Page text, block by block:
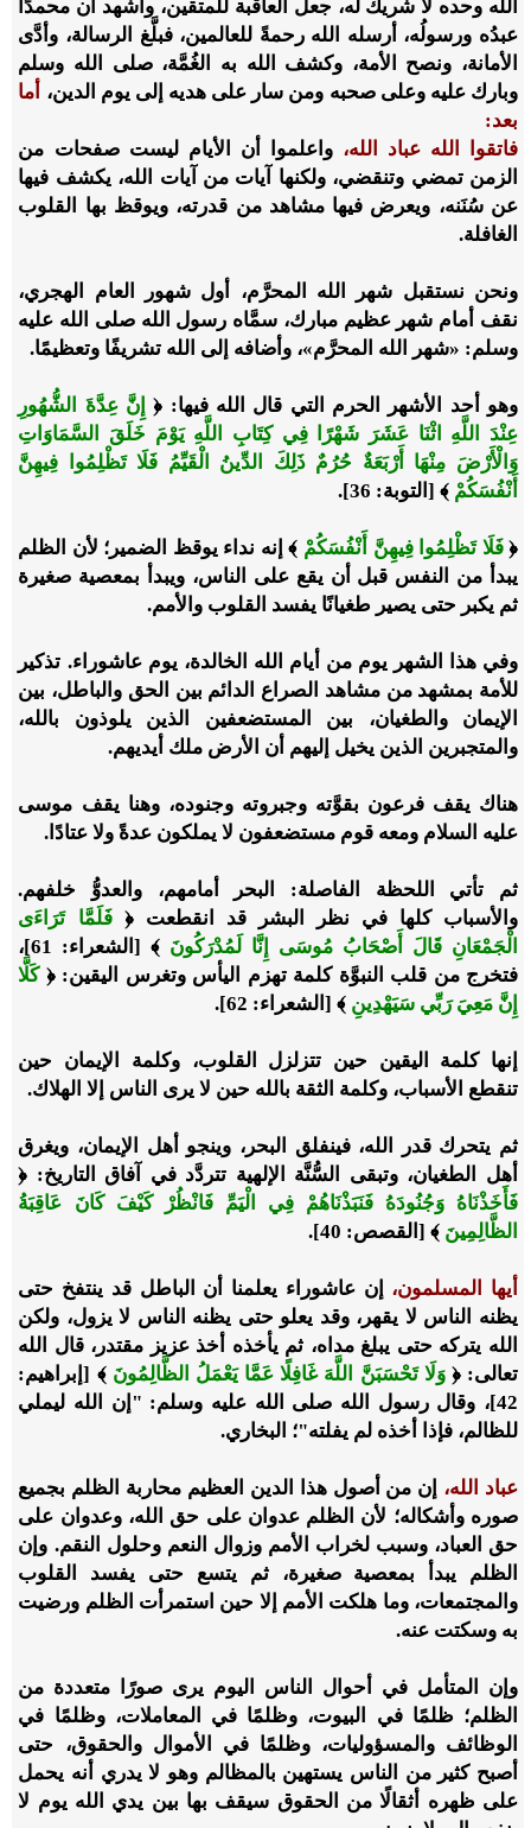
الله وحده لا شريك له، جعل العاقبة للمتقين، وأشهد أن محمدًا
عبدُه ورسولُه، أرسله الله رحمةً للعالمين، فبلَّغ الرسالة، وأدَّى
الأمانة، ونصح الأمة، وكشف الله به الغُمَّة، صلى الله وسلم
وبارك عليه وعلى صحبه ومن سار على هديه إلى يوم الدين، أما
بعد:
فاتقوا الله عباد الله، واعلموا أن الأيام ليست صفحات من
الزمن تمضي وتنقضي، ولكنها آيات من آيات الله، يكشف فيها
عن سُنَنه، ويعرض فيها مشاهد من قدرته، ويوقظ بها القلوب
الغافلة.
ونحن نستقبل شهر الله المحرَّم، أول شهور العام الهجري،
نقف أمام شهر عظيم مبارك، سمَّاه رسول الله صلى الله عليه
وسلم: «شهر الله المحرَّم»، وأضافه إلى الله تشريفًا وتعظيمًا.
وهو أحد الأشهر الحرم التي قال الله فيها: ﴿ إِنَّ عِدَّةَ الشُّهُورِ
عِنْدَ اللَّهِ اثْنَا عَشَرَ شَهْرًا فِي كِتَابِ اللَّهِ يَوْمَ خَلَقَ السَّمَاوَاتِ
وَالْأَرْضَ مِنْهَا أَرْبَعَةٌ حُرُمٌ ذَلِكَ الدِّينُ الْقَيِّمُ فَلَا تَظْلِمُوا فِيهِنَّ
أَنْفُسَكُمْ ﴾ [التوبة: 36].
﴿فَلَا تَظْلِمُوا فِيهِنَّ أَنْفُسَكُمْ ﴾ إنه نداء يوقظ الضمير؛ لأن الظلم
يبدأ من النفس قبل أن يقع على الناس، ويبدأ بمعصية صغيرة
ثم يكبر حتى يصير طغيانًا يفسد القلوب والأمم.
وفي هذا الشهر يوم من أيام الله الخالدة، يوم عاشوراء. تذكير
للأمة بمشهد من مشاهد الصراع الدائم بين الحق والباطل، بين
الإيمان والطغيان، بين المستضعفين الذين يلوذون بالله،
والمتجبرين الذين يخيل إليهم أن الأرض ملك أيديهم.
هناك يقف فرعون بقوَّته وجبروته وجنوده، وهنا يقف موسى
عليه السلام ومعه قوم مستضعفون لا يملكون عدةً ولا عتادًا.
ثم تأتي اللحظة الفاصلة: البحر أمامهم، والعدوُّ خلفهم.
والأسباب كلها في نظر البشر قد انقطعت ﴿فَلَمَّا تَرَاءَى
الْجَمْعَانِ قَالَ أَصْحَابُ مُوسَى إِنَّا لَمُدْرَكُونَ
﴾ [الشعراء: 61]،
فتخرج من قلب النبوَّة كلمة تهزم اليأس وتغرس اليقين: ﴿كَلَّا
إِنَّ مَعِيَ رَبِّي سَيَهْدِينِ ﴾ [الشعراء: 62].
إنها كلمة اليقين حين تتزلزل القلوب، وكلمة الإيمان حين
تنقطع الأسباب، وكلمة الثقة بالله حين لا يرى الناس إلا الهلاك.
ثم يتحرك قدر الله، فينفلق البحر، وينجو أهل الإيمان، ويغرق
أهل الطغيان، وتبقى السُّنَّة الإلهية تتردَّد في آفاق التاريخ: ﴿
فَأَخَذْنَاهُ وَجُنُودَهُ فَنَبَذْنَاهُمْ فِي الْيَمِّ فَانْظُرْ كَيْفَ كَانَ عَاقِبَةُ
الظَّالِمِينَ ﴾ [القصص: 40].
أيها المسلمون، إن عاشوراء يعلمنا أن الباطل قد ينتفخ حتى
يظنه الناس لا يقهر، وقد يعلو حتى يظنه الناس لا يزول، ولكن
الله يتركه حتى يبلغ مداه، ثم يأخذه أخذ عزيز مقتدر، قال الله
تعالى: ﴿وَلَا تَحْسَبَنَّ اللَّهَ غَافِلًا عَمَّا يَعْمَلُ الظَّالِمُونَ ﴾ [إبراهيم:
42]، وقال رسول الله صلى الله عليه وسلم: "إن الله ليملي
للظالم، فإذا أخذه لم يفلته"؛ البخاري.
عباد الله، إن من أصول هذا الدين العظيم محاربة الظلم بجميع
صوره وأشكاله؛ لأن الظلم عدوان على حق الله، وعدوان على
حق العباد، وسبب لخراب الأمم وزوال النعم وحلول النقم. وإن
الظلم يبدأ بمعصية صغيرة، ثم يتسع حتى يفسد القلوب
والمجتمعات، وما هلكت الأمم إلا حين استمرأت الظلم ورضيت
به وسكتت عنه.
وإن المتأمل في أحوال الناس اليوم يرى صورًا متعددة من
الظلم؛ ظلمًا في البيوت، وظلمًا في المعاملات، وظلمًا في
الوظائف والمسؤوليات، وظلمًا في الأموال والحقوق، حتى
أصبح كثير من الناس يستهين بالمظالم وهو لا يدري أنه يحمل
على ظهره أثقالًا من الحقوق سيقف بها بين يدي الله يوم لا